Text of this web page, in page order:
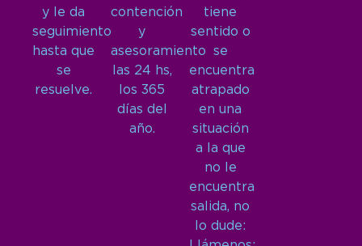
y le da
seguimiento
hasta que
se
resuelve.
contención
y
asesoramiento
las 24 hs,
los 365
días del
año.
tiene
sentido o
se
encuentra
atrapado
en una
situación
a la que
no le
encuentra
salida, no
lo dude: